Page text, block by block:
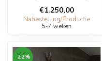
€1.250,00
Nabestelling/Productie
5-7 weken
-22%